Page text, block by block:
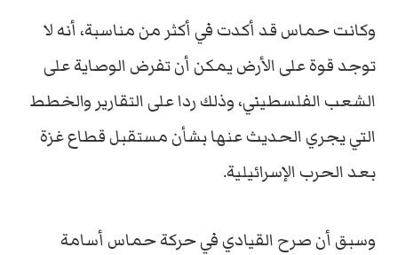
وكانت حماس قد أكدت في أكثر من مناسبة، أنه لا
توجد قوة على الأرض يمكن أن تفرض الوصاية على
الشعب الفلسطيني، وذلك ردا على التقارير والخطط
التي يجري الحديث عنها بشأن مستقبل قطاع غزة
بعد الحرب الإسرائيلية.
وسبق أن صرح القيادي في حركة حماس أسامة